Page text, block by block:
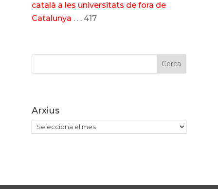
català a les universitats de fora de
Catalunya . . . 417
Cerca
Arxius
Arxius